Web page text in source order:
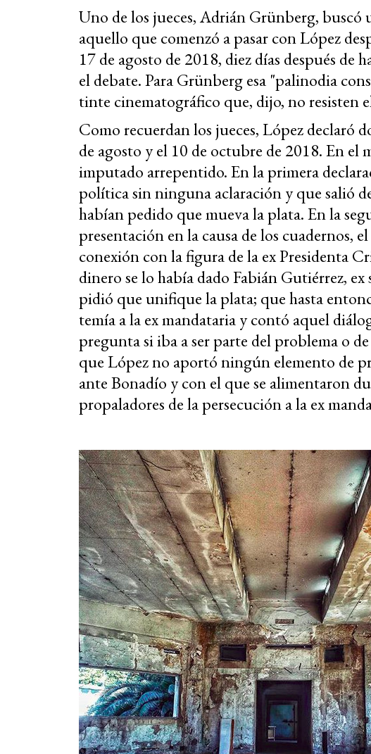
Uno de los jueces, Adrián Grünberg, buscó
aquello que comenzó a pasar con López
17 de agosto de 2018, diez días después de
el debate. Para Grünberg esa "palinodia
tinte cinematográfico que, dijo, no resisten
Como recuerdan los jueces, López declaró
de agosto y el 10 de octubre de 2018. En el
imputado arrepentido. En la primera
política sin ninguna aclaración y que salió
habían pedido que mueva la plata. En la
presentación en la causa de los
conexión con la figura de la ex Presidenta
dinero se lo había dado Fabián Gutiérrez,
pidió que unifique la plata; que hasta
temía a la ex mandataria y contó aquel
pregunta si iba a ser parte del problema o
que López no aportó ningún elemento de
ante Bonadío y con el que se alimentaron
propaladores de la persecución a la ex